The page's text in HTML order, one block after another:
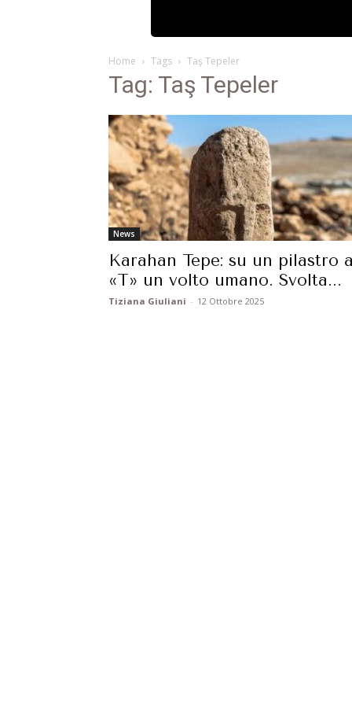
Home Tags Taş Tepeler
Tag: Taş Tepeler
News
Karahan Tepe: su un pilastro
«T» un volto umano. Svolta...
Tiziana Giuliani - 12 Ottobre 2025